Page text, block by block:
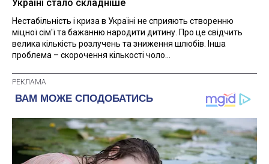
Україні стало складніше
Нестабільність і криза в Україні не сприяють створенню
міцної сім'ї та бажанню народити дитину. Про це свідчить
велика кількість розлучень та зниження шлюбів. Інша
проблема – скорочення кількості чоло...